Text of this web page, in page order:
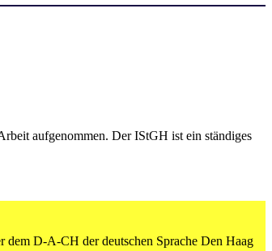
aufgenommen. Der IStGH ist ein ständiges
dem D-A-CH der deutschen Sprache Den Haag